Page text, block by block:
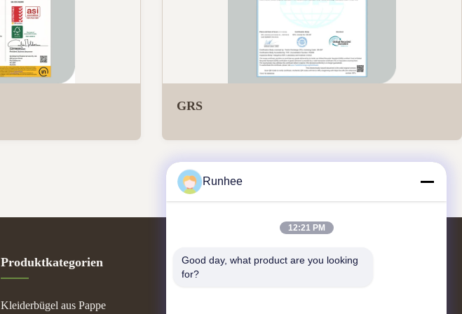
GRS
Produktkategorien
Kleiderbügel aus Pappe
Treten Sie mit uns in Verbindung
Runhee
12:21 PM
Good day, what product are you looking
for?